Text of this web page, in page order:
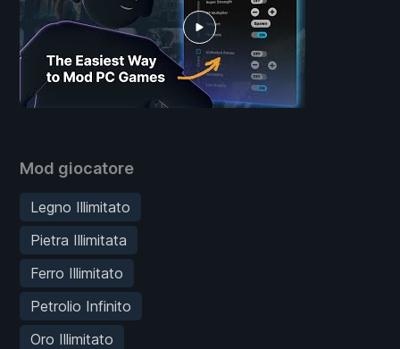
Mod giocatore
Legno Illimitato
Pietra Illimitata
Ferro Illimitato
Petrolio Infinito
Oro Illimitato